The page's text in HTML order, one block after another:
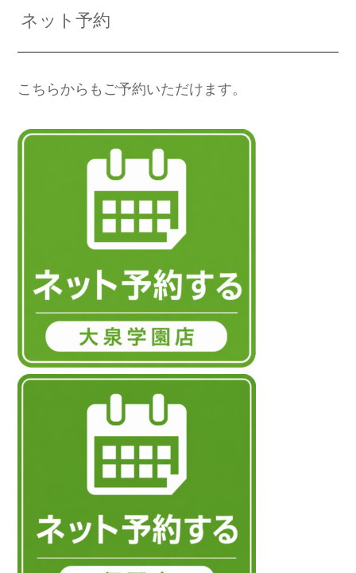
ネット予約
こちらからもご予約いただけます。